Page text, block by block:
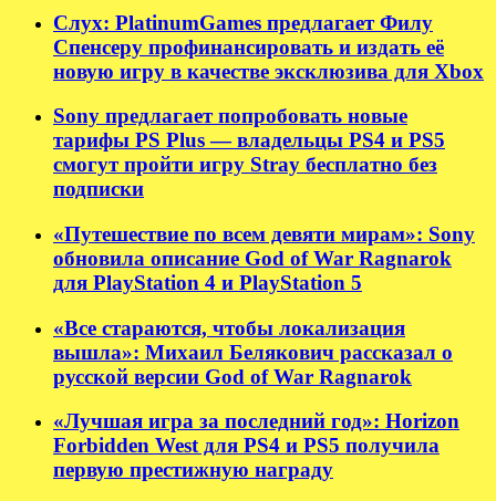
Слух: PlatinumGames предлагает Филу
Спенсеру профинансировать и издать её
новую игру в качестве эксклюзива для Xbox
Sony предлагает попробовать новые
тарифы PS Plus — владельцы PS4 и PS5
смогут пройти игру Stray бесплатно без
подписки
«Путешествие по всем девяти мирам»: Sony
обновила описание God of War Ragnarok
для PlayStation 4 и PlayStation 5
«Все стараются, чтобы локализация
вышла»: Михаил Белякович рассказал о
русской версии God of War Ragnarok
«Лучшая игра за последний год»: Horizon
Forbidden West для PS4 и PS5 получила
первую престижную награду